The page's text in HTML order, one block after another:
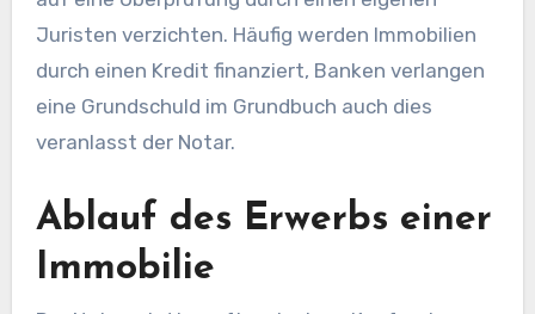
Juristen verzichten. Häufig werden Immobilien
durch einen Kredit finanziert, Banken verlangen
eine Grundschuld im Grundbuch auch dies
veranlasst der Notar.
Ablauf des Erwerbs einer
Immobilie